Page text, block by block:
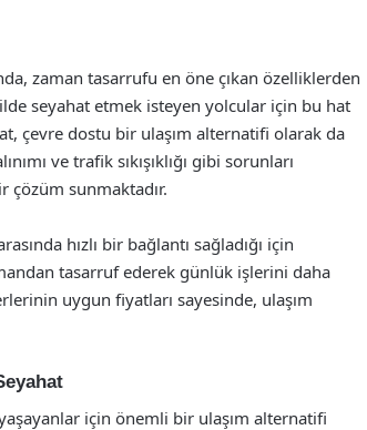
zaman tasarrufu en öne çıkan özelliklerden
seyahat etmek isteyen yolcular için bu hat
çevre dostu bir ulaşım alternatifi olarak da
ve trafik sıkışıklığı gibi sorunları
sunmaktadır.
hızlı bir bağlantı sağladığı için
tasarruf ederek günlük işlerini daha
uygun fiyatları sayesinde, ulaşım
için önemli bir ulaşım alternatifi